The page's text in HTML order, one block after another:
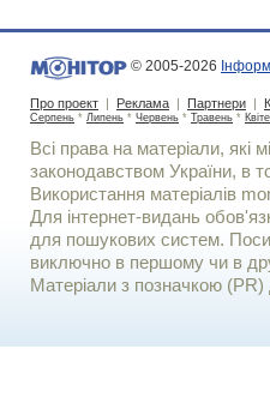
© 2005-2026
Про проект | Реклама | Партнери |
Серпень * Липень * Червень * Травень *
Всі права на матеріали, які
законодавством України, в
Використання матерiалiв
Для iнтернет-видань
для пошукових систем.
виключно в першому чи в
Матеріали з позначкою